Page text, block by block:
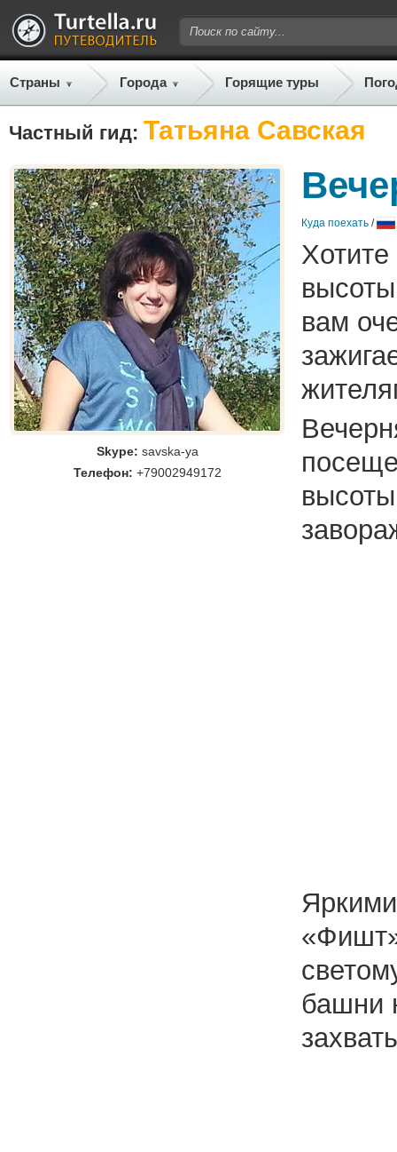
Страны Города Горящие туры
Частный гид: Татьяна Савская
Skype: savska-ya
Телефон: +79002949172
Куда поехать /
вам
башни